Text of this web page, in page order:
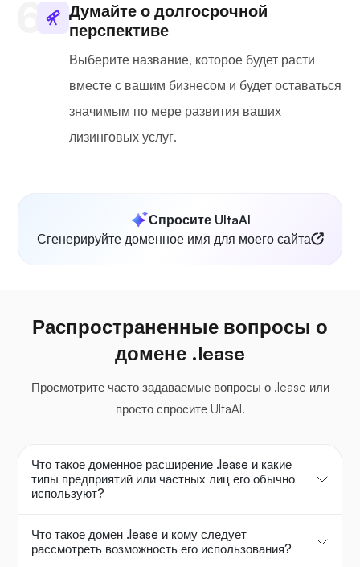
Думайте о долгосрочной
перспективе
Выберите название, которое будет расти
вместе с вашим бизнесом и будет оставаться
значимым по мере развития ваших
лизинговых услуг.
Спросите UltaAI
Сгенерируйте доменное имя для моего сайта
Распространенные вопросы о
домене .lease
Просмотрите часто задаваемые вопросы о .lease или
просто спросите UltaAI.
Что такое доменное расширение .lease и какие
типы предприятий или частных лиц его обычно
используют?
Что такое домен .lease и кому следует
рассмотреть возможность его использования?